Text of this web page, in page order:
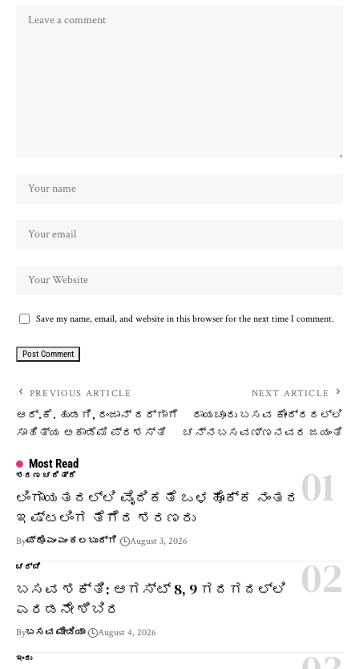
Save my name, email, and website in this browser for the next time I comment.
PREVIOUS ARTICLE
ಆರ್.ಕೆ. ಹುಡಗಿ, ರಂಜಾನ್‌ ದರ್ಗಾಗೆ
ಸಾಹಿತ್ಯ ಅಕಾಡೆಮಿ ಪ್ರಶಸ್ತಿ
NEXT ARTICLE
ರಾಯಚೂರು ಬಸವ ಕೇಂದ್ರದಲ್ಲಿ
ಚನ್ನಬಸವಣ್ಣನವರ ಜಯಂತಿ
Most Read
ಶರಣ ಚರಿತ್ರೆ
ಲಿಂಗಾಯತದಲ್ಲಿ ವೈದಿಕತೆ ಒಳಹೊಕ್ಕ ನಂತರ
ಇಷ್ಟಲಿಂಗ ತೆಗೆದ ಶರಣರು
Byಪ್ರೊ ಎಂ ಎಂ ಕಲಬುರ್ಗಿ August 3, 2026
ಚರ್ಚೆ
ಬಸವ ಶಕ್ತಿ: ಆಗಸ್ಟ್ 8, 9 ಗದಗದಲ್ಲಿ
ಎರಡನೇ ಶಿಬಿರ
Byಬಸವ ಮೀಡಿಯಾ August 4, 2026
ಇಂದು